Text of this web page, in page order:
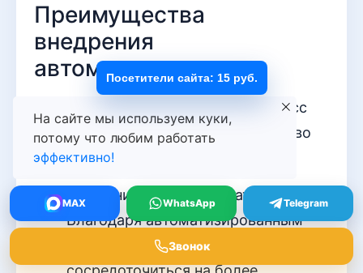
Преимущества
внедрения
автоматизации
Интеграция автоматизации в процесс
поиска клиентов приносит множество
положительных эффектов.
Снижение временных затрат:
Благодаря автоматизированным
процессам, сотрудники могут
На сайте мы используем куки,
потому что любим работать
эффективно!
MAX WhatsApp Telegram
Звонок
Посетители сайта: 15 руб.